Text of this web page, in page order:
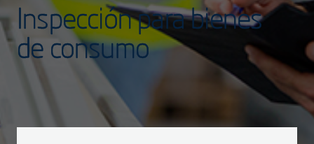
Inspección para bienes
de consumo